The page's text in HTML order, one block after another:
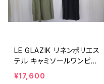
LE GLAZIK リネンポリエス
テル キャミソールワンピー
ス
¥17,600